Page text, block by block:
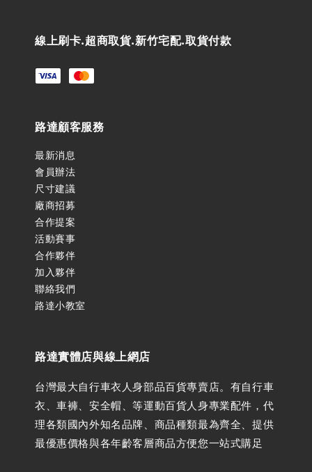
線上刷卡.超商取貨.新竹宅配.取貨付款
路達顧客服務
最新消息
會員辦法
尺寸建議
廠商招募
合作提案
活動賽事
合作夥伴
加入夥伴
聯絡我們
路達小教室
路達實體店與線上網店
台灣最大自行車衣人身部品百貨專賣店。有自行車
衣、車褲、安全帽、等運動百貨人身專業配件，代
理各類國內外知名品牌、商品種類最為齊全、提供
最優惠價格與各年齡客層商品方便您一站式購足